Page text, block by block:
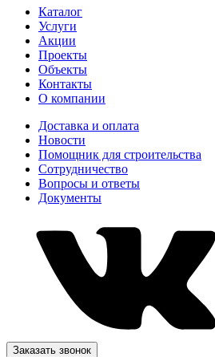
Каталог
Услуги
Акции
Проекты
Объекты
Контакты
О компании
Доставка и оплата
Новости
Помощник для строительства
Сотрудничество
Вопросы и ответы
Документы
Заказать звонок